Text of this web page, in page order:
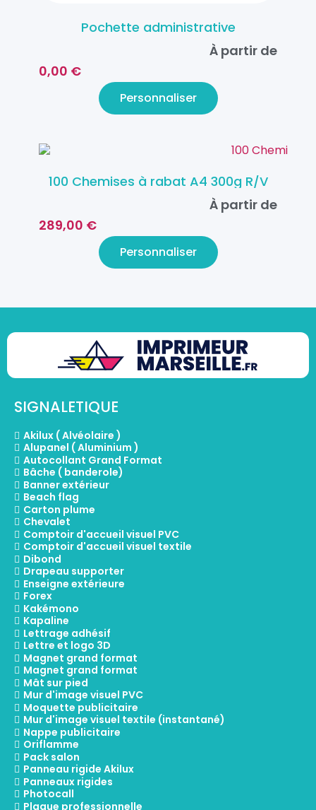
Pochette administrative
À partir de
0,00 €
Personnaliser
100 Chemises à rabat A4 300g R/V
À partir de
289,00 €
Personnaliser
SIGNALETIQUE
Akilux ( Alvéolaire )
Alupanel ( Aluminium )
Autocollant Grand Format
Bâche ( banderole)
Banner extérieur
Beach flag
Carton plume
Chevalet
Comptoir d'accueil visuel PVC
Comptoir d'accueil visuel textile
Dibond
Drapeau supporter
Enseigne extérieure
Forex
Kakémono
Kapaline
Lettrage adhésif
Lettre et logo 3D
Magnet grand format
Magnet grand format
Mât sur pied
Mur d'image visuel PVC
Moquette publicitaire
Mur d'image visuel textile (instantané)
Nappe publicitaire
Oriflamme
Pack salon
Panneau rigide Akilux
Panneaux rigides
Photocall
Plaque professionnelle